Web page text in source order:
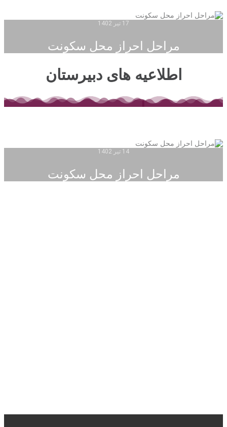
17 تیر 1402
مراحل احراز محل سکونت
اطلاعیه های دبیرستان
14 تیر 1402
مراحل احراز محل سکونت